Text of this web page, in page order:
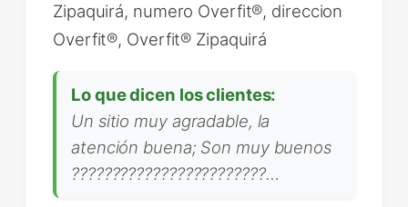
Zipaquirá, numero Overfit®, direccion
Overfit®, Overfit® Zipaquirá
Lo que dicen los clientes:
Un sitio muy agradable, la
atención buena; Son muy buenos
????????????????????????…